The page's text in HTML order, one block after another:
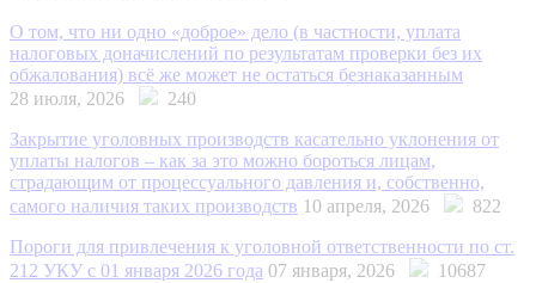
О том, что ни одно «доброе» дело (в частности, уплата
налоговых доначислений по результатам проверки без их
обжалования) всё же может не остаться безнаказанным
28 июля, 2026
240
Закрытие уголовных производств касательно уклонения от
уплаты налогов – как за это можно бороться лицам,
страдающим от процессуального давления и, собственно,
самого наличия таких производств 10 апреля, 2026
822
Пороги для привлечения к уголовной ответственности по ст.
212 УКУ с 01 января 2026 года 07 января, 2026
10687